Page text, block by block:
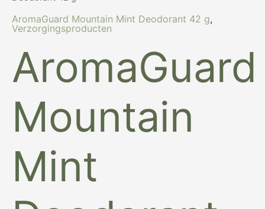
AromaGuard Mountain Mint Deodorant 42 g,
Verzorgingsproducten
AromaGuard
Mountain
Mint